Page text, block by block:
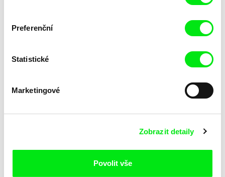
Preferenční
Statistické
Marketingové
Zobrazit detaily
Povolit vše
Dane Komljen, James Lattimer
All Still Orbit Something About Life